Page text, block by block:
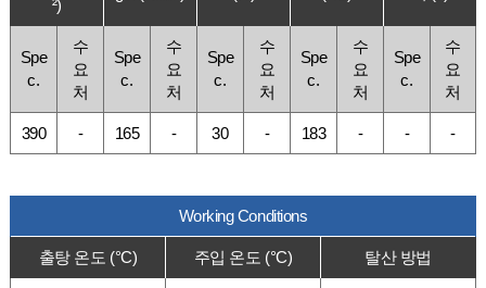
²)
Spe
c.
수
요
처
Spe
c.
수
요
처
Spe
c.
수
요
처
Spe
c.
수
요
처
Spe
c.
수
요
처
390 - 165 - 30 - 183 - - -
Working Conditions
출탕 온도 (°C) 주입 온도 (°C) 탈산 방법